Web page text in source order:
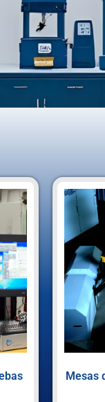
Mesas